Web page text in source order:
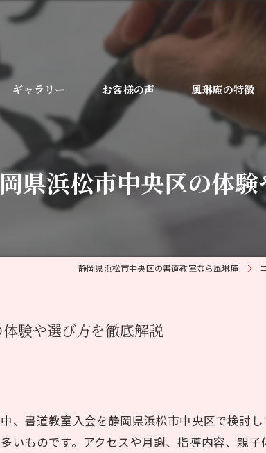
ギャラリー お客様の声 風琳庵の特徴
習い事
県浜松市中央区の体
静岡県浜松市中央区の書道教室なら風琳庵
験や選び方を徹底解説
、書道教室入会を静岡県浜松市中央区で検討
いものです。アクセスや月謝、指導内容、親